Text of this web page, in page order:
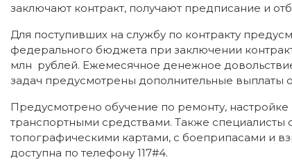
заключают контракт, получают предписание и
Для поступивших на службу по контракту
федерального бюджета при заключении
млн рублей. Ежемесячное денежное
задач предусмотрены дополнительные выплаты
Предусмотрено обучение по ремонту,
транспортными средствами. Также специалисты
топографическими картами, с боеприпасами и
доступна по телефону 117#4.